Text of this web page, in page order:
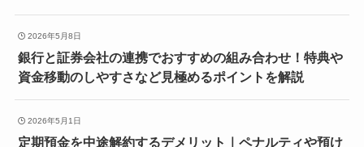
2026年5月8日
銀行と証券会社の連携でおすすめの組み合わせ！特典や
資金移動のしやすさなど見極めるポイントを解説
2026年5月1日
定期預金を中途解約するデメリット｜ペナルティや預け